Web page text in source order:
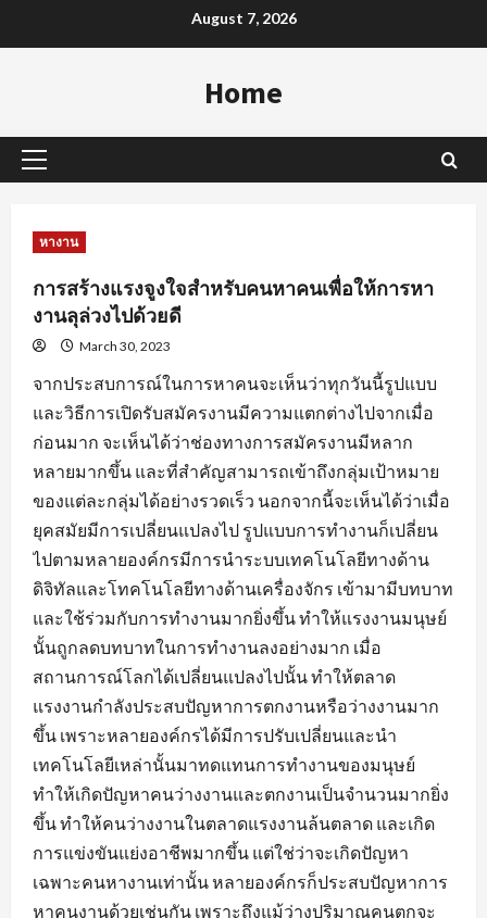
to
August 7, 2026
Home
Primary
หางาน
การสร้างแรงจูงใจสำหรับคนหาคนเพื่อให้การหา
งานลุล่วงไปด้วยดี
March 30, 2023
จากประสบการณ์ในการหาคนจะเห็นว่าทุกวันนี้รูปแบบ
และวิธีการเปิดรับสมัครงานมีความแตกต่างไปจากเมื่อ
ก่อนมาก จะเห็นได้ว่าช่องทางการสมัครงานมีหลาก
หลายมากขึ้น และที่สำคัญสามารถเข้าถึงกลุ่มเป้าหมาย
ของแต่ละกลุ่มได้อย่างรวดเร็ว นอกจากนี้จะเห็นได้ว่าเมื่อ
ยุคสมัยมีการเปลี่ยนแปลงไป รูปแบบการทำงานก็เปลี่ยน
ไปตามหลายองค์กรมีการนำระบบเทคโนโลยีทางด้าน
ดิจิทัลและโทคโนโลยีทางด้านเครื่องจักร เข้ามามีบทบาท
และใช้ร่วมกับการทำงานมากยิ่งขึ้น ทำให้แรงงานมนุษย์
นั้นถูกลดบทบาทในการทำงานลงอย่างมาก เมื่อ
สถานการณ์โลกได้เปลี่ยนแปลงไปนั้น ทำให้ตลาด
แรงงานกำลังประสบปัญหาการตกงานหรือว่างงานมาก
ขึ้น เพราะหลายองค์กรได้มีการปรับเปลี่ยนและนำ
เทคโนโลยีเหล่านั้นมาทดแทนการทำงานของมนุษย์
ทำให้เกิดปัญหาคนว่างงานและตกงานเป็นจำนวนมากยิ่ง
ขึ้น ทำให้คนว่างงานในตลาดแรงงานล้นตลาด และเกิด
การแข่งขันแย่งอาชีพมากขึ้น แต่ใช่ว่าจะเกิดปัญหา
เฉพาะคนหางานเท่านั้น หลายองค์กรก็ประสบปัญหาการ
หาคนงานด้วยเช่นกัน เพราะถึงแม้ว่างปริมาณคนตกจะ